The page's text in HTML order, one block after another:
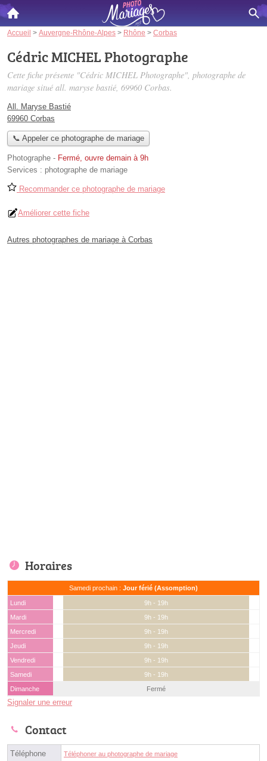
Accueil > Auvergne-Rhône-Alpes > Rhône > Corbas
Cédric MICHEL Photographe
Cette fiche présente "Cédric MICHEL Photographe", photographe de
mariage situé all. maryse bastié, 69960 Corbas.
All. Maryse Bastié
69960 Corbas
📞 Appeler ce photographe de mariage
Photographe - Fermé, ouvre demain à 9h
Services : photographe de mariage
Recommander ce photographe de mariage
Améliorer cette fiche
Autres photographes de mariage à Corbas
Horaires
Samedi prochain : Jour férié (Assomption)
Lundi
9h - 19h
Mardi
9h - 19h
Mercredi
9h - 19h
Jeudi
9h - 19h
Vendredi
9h - 19h
Samedi
9h - 19h
Dimanche
Fermé
Signaler une erreur
Contact
Téléphone Téléphoner au photographe de mariage